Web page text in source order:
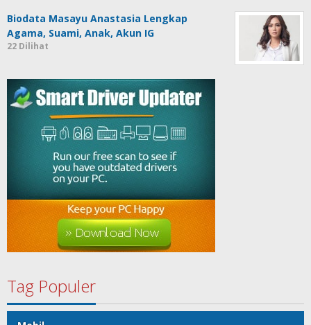
Biodata Masayu Anastasia Lengkap
Agama, Suami, Anak, Akun IG
22 Dilihat
Tag Populer